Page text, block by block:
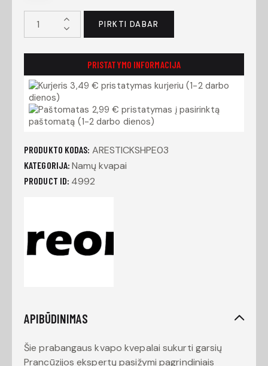
PIRKTI DABAR
PRISTATYMO INFORMACIJA
3,49 € pristatymas kurjeriu (1-2 darbo
dienos)
2,99 € pristatymas į pasirinktą
paštomatą (1-2 darbo dienos)
PRODUKTO KODAS: ARESTICKSHPE03
KATEGORIJA:Namų kvapai
PRODUCT ID: 4992
APIBŪDINIMAS
Šie prabangaus kvapo kvepalai sukurti garsių
Prancūzijos ekspertų pasižymi pagrindiniais